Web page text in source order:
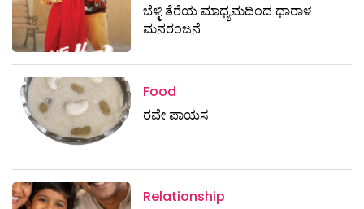
ಬೆಳ್ಳಿ ತೆರೆಯ ಮಾಧ್ಯಮದಿಂದ ಧಾರಾಳ
ಮನರಂಜನೆ
Food
ರವೇ ಪಾಯಸ
Relationship